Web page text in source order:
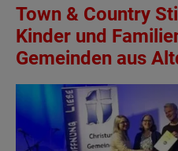
Town & Country
Kinder und
Gemeinden aus